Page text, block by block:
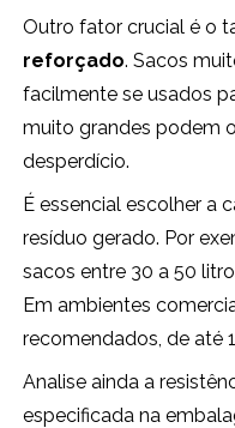
Outro fator crucial é o
reforçado. Sacos
facilmente se usados
muito grandes podem
desperdício.
É essencial escolher a
resíduo gerado. Por
sacos entre 30 a 50
Em ambientes
recomendados, de até
Analise ainda a
especificada na